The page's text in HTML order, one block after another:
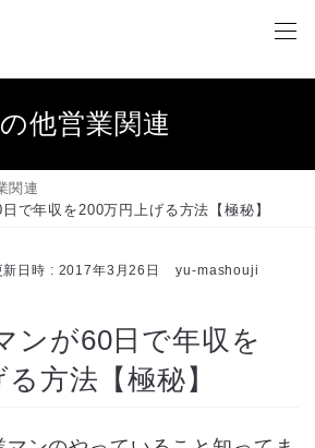
他営業関連
関連
で年収を200万円上げる方法【極秘】
新日時 : 2017年3月26日 yu-mashouji
ンが60日で年収を
方法【極秘】